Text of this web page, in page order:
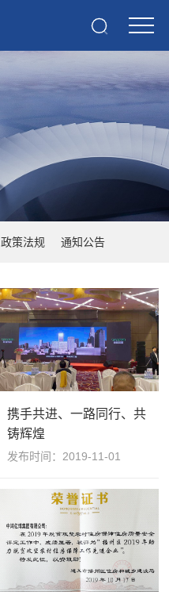
政策法规 通知公告
携手共进、一路同行、共
铸辉煌
发布时间：2019-11-01